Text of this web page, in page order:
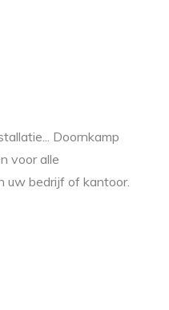
Doornkamp
voor alle
uw bedrijf of kantoor.